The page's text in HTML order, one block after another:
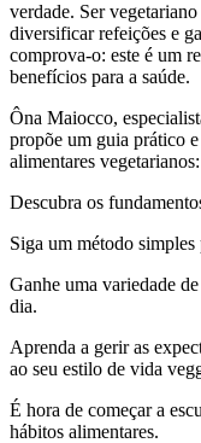
verdade. Ser
diversificar refeições e
comprova-o: este é um
benefícios para a saúde.
Ôna Maiocco,
propõe um guia prático
alimentares vegetarianos:
Descubra os
Siga um método
Ganhe uma variedade
dia.
Aprenda a gerir as
ao seu estilo de vida
É hora de começar a
hábitos alimentares.